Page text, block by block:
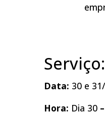
Serviço:
Data: 30 e
Hora: Dia 30 –